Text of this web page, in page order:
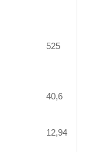
525
40,6
12,94